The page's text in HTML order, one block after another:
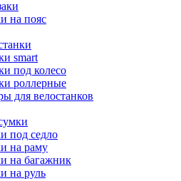
на пояс
smart
под колесо
роллерные
для велостанков
под седло
на раму
на багажник
на руль